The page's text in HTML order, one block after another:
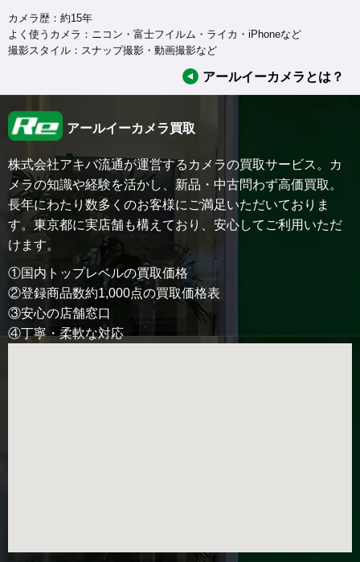
カメラ歴：約15年
よく使うカメラ：ニコン・富士フイルム・ライカ・iPhoneなど
撮影スタイル：スナップ撮影・動画撮影など
アールイーカメラとは？
アールイーカメラ買取
株式会社アキバ流通が運営するカメラの買取サービス。カ
メラの知識や経験を活かし、新品・中古問わず高価買取。
長年にわたり数多くのお客様にご満足いただいておりま
す。東京都に実店舗も構えており、安心してご利用いただ
けます。
①国内トップレベルの買取価格
②登録商品数約1,000点の買取価格表
③安心の店舗窓口
④丁寧・柔軟な対応